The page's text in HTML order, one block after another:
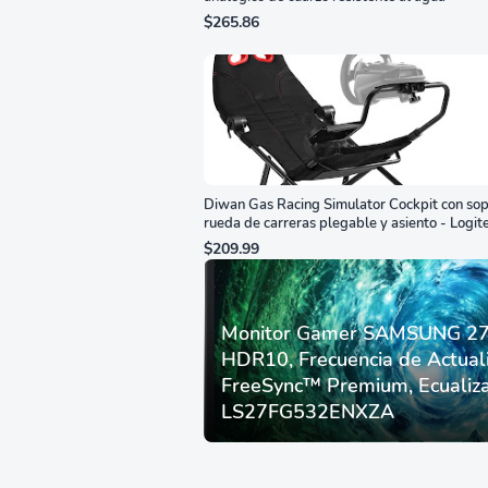
$265.86
Diwan Gas Racing Simulator Cockpit con
rueda de carreras plegable y asiento -
G29/920/923/27/25, Thrustmaster
T248/X/T300RS/T150/458/TX
$209.99
Monitor Gamer SAMSUNG
HDR10, Frecuencia de
FreeSync™ Premium,
LS27FG532ENXZA